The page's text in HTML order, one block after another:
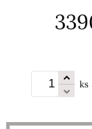
ks